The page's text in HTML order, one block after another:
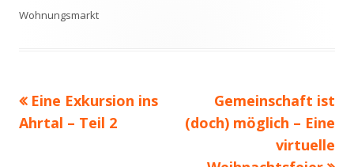
Wohnungsmarkt
Beitragsnavigation
Vorheriger
Beitrag:
Eine Exkursion ins
Ahrtal – Teil 2
Nächster
Beitrag
Gemeinschaft ist
(doch) möglich – Eine
virtuelle